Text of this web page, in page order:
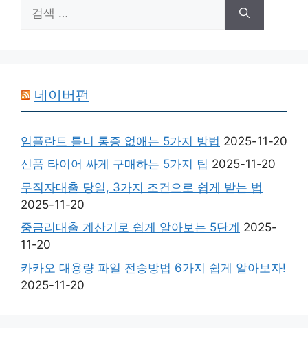
색:
네이버펀
임플란트 틀니 통증 없애는 5가지 방법 2025-11-20
신품 타이어 싸게 구매하는 5가지 팁 2025-11-20
무직자대출 당일, 3가지 조건으로 쉽게 받는 법
2025-11-20
중금리대출 계산기로 쉽게 알아보는 5단계 2025-
11-20
카카오 대용량 파일 전송방법 6가지 쉽게 알아보자!
2025-11-20